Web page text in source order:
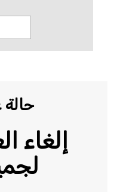
حالة
إلغاء